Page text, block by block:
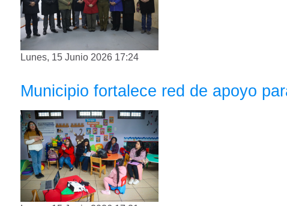
Lunes, 15 Junio 2026 17:24
Municipio fortalece red de apoyo